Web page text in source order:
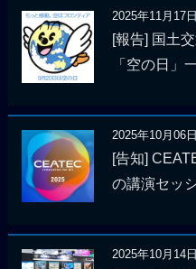
2025年11月17日
[報告] 国土
「空の日」
2025年10月06日
[告知]
の講演セッ
2025年10月14日